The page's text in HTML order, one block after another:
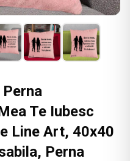
Te Iubesc
Line Art, 40x40
Perna